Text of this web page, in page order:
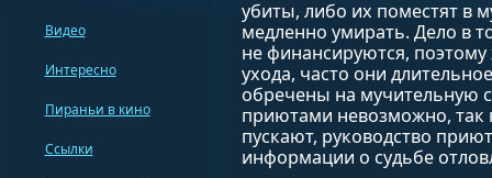
убиты, либо их поместят в
медленно умирать. Дело в
не финансируются,
ухода, часто они
обречены на мучительную
приютами невозможно, так
пускают, руководство
информации о судьбе
Видео
Интересно
Пираньи в кино
Ссылки